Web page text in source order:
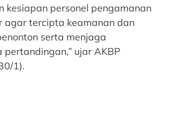
kesiapan personel pengamanan
agar tercipta keamanan dan
serta menjaga
ujar AKBP
1).